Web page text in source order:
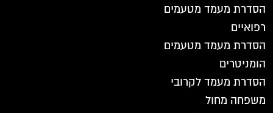
הסדרת מעמד מטעמים
רפואיים
הסדרת מעמד מטעמים
הומניטרים
הסדרת מעמד לקרובי
משפחה מחול